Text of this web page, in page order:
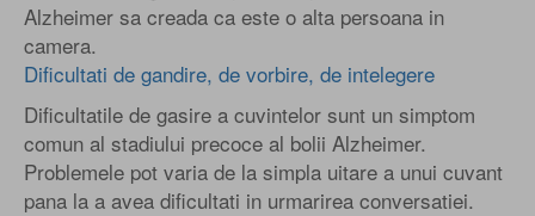
Alzheimer sa creada ca este o alta persoana in
camera.
Dificultati de gandire, de vorbire, de intelegere
Dificultatile de gasire a cuvintelor sunt un simptom
comun al stadiului precoce al bolii Alzheimer.
Problemele pot varia de la simpla uitare a unui cuvant
pana la a avea dificultati in urmarirea conversatiei.